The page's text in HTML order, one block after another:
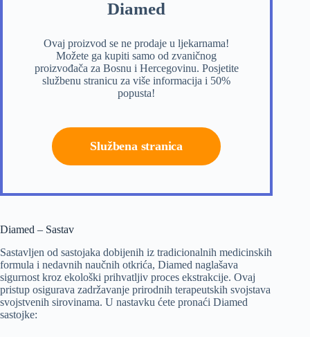
Diamed
Ovaj proizvod se ne prodaje u ljekarnama!
Možete ga kupiti samo od zvaničnog
proizvođača za Bosnu i Hercegovinu. Posjetite
službenu stranicu za više informacija i 50%
popusta!
Službena stranica
Diamed – Sastav
Sastavljen od sastojaka dobijenih iz tradicionalnih medicinskih
formula i nedavnih naučnih otkrića, Diamed naglašava
sigurnost kroz ekološki prihvatljiv proces ekstrakcije. Ovaj
pristup osigurava zadržavanje prirodnih terapeutskih svojstava
svojstvenih sirovinama. U nastavku ćete pronaći Diamed
sastojke: